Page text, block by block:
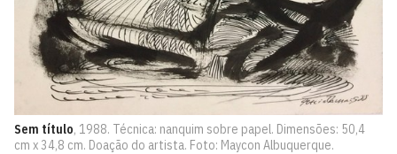
Sem título, 1988. Técnica: nanquim sobre papel. Dimensões: 50,4
cm x 34,8 cm. Doação do artista. Foto: Maycon Albuquerque.